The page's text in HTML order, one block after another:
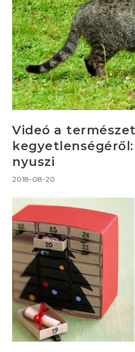
Videó a természet
nyuszi
2018-08-20